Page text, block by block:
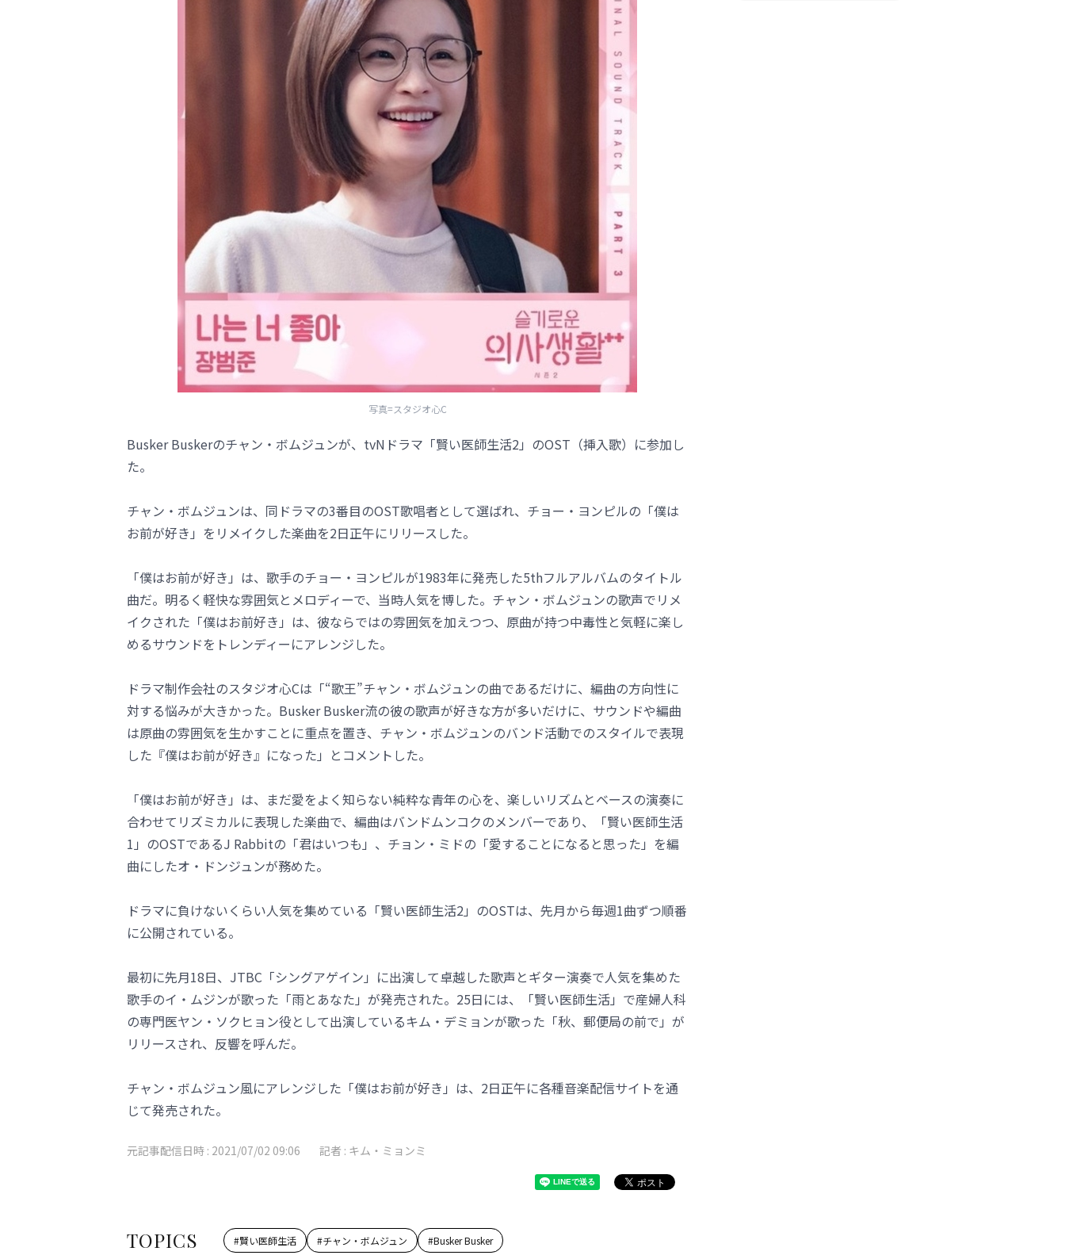
写真=スタジオ心C
Busker Buskerのチャン・ボムジュンが、tvNドラマ「賢い医師生活2」のOST（挿入歌）に参加し
た。
チャン・ボムジュンは、同ドラマの3番目のOST歌唱者として選ばれ、チョー・ヨンピルの「僕は
お前が好き」をリメイクした楽曲を2日正午にリリースした。
「僕はお前が好き」は、歌手のチョー・ヨンピルが1983年に発売した5thフルアルバムのタイトル
曲だ。明るく軽快な雰囲気とメロディーで、当時人気を博した。チャン・ボムジュンの歌声でリメ
イクされた「僕はお前好き」は、彼ならではの雰囲気を加えつつ、原曲が持つ中毒性と気軽に楽し
めるサウンドをトレンディーにアレンジした。
ドラマ制作会社のスタジオ心Cは「“歌王”チャン・ボムジュンの曲であるだけに、編曲の方向性に
対する悩みが大きかった。Busker Busker流の彼の歌声が好きな方が多いだけに、サウンドや編曲
は原曲の雰囲気を生かすことに重点を置き、チャン・ボムジュンのバンド活動でのスタイルで表現
した『僕はお前が好き』になった」とコメントした。
「僕はお前が好き」は、まだ愛をよく知らない純粋な青年の心を、楽しいリズムとベースの演奏に
合わせてリズミカルに表現した楽曲で、編曲はバンドムンコクのメンバーであり、「賢い医師生活
1」のOSTであるJ Rabbitの「君はいつも」、チョン・ミドの「愛することになると思った」を編
曲にしたオ・ドンジュンが務めた。
ドラマに負けないくらい人気を集めている「賢い医師生活2」のOSTは、先月から毎週1曲ずつ順番
に公開されている。
最初に先月18日、JTBC「シングアゲイン」に出演して卓越した歌声とギター演奏で人気を集めた
歌手のイ・ムジンが歌った「雨とあなた」が発売された。25日には、「賢い医師生活」で産婦人科
の専門医ヤン・ソクヒョン役として出演しているキム・デミョンが歌った「秋、郵便局の前で」が
リリースされ、反響を呼んだ。
チャン・ボムジュン風にアレンジした「僕はお前が好き」は、2日正午に各種音楽配信サイトを通
じて発売された。
元記事配信日時 : 2021/07/02 09:06 記者 : キム・ミョンミ
TOPICS #賢い医師生活 #チャン・ボムジュン #Busker Busker